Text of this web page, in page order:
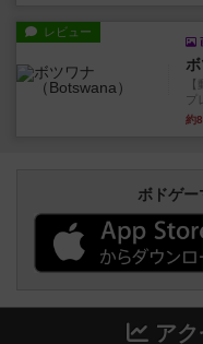
レビュー
プ
約
ボドゲー
ア